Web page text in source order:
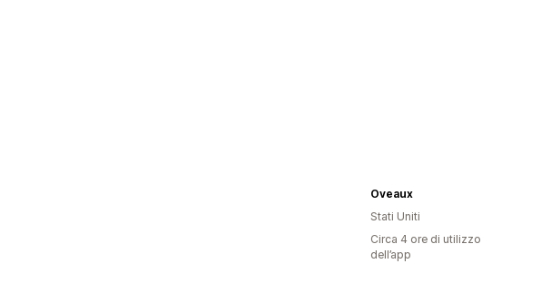
Oveaux
Stati Uniti
Circa 4 ore di utilizzo
dell’app